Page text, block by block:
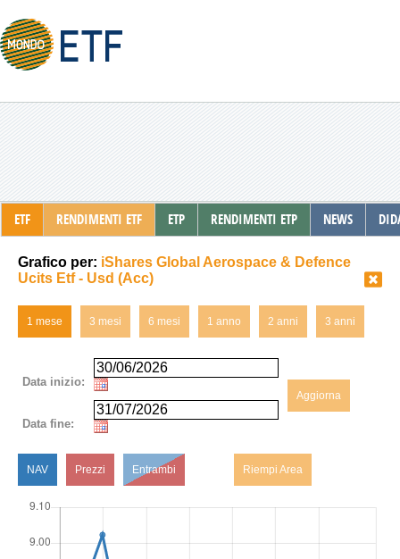
ETF RENDIMENTI ETF ETP RENDIMENTI ETP NEWS
Grafico per: iShares Global Aerospace & Defence
Ucits Etf - Usd (Acc)
1 mese 3 mesi 6 mesi 1 anno 2 anni 3 anni
Data inizio:
Aggiorna
Data fine:
NAV Prezzi Entrambi Riempi Area